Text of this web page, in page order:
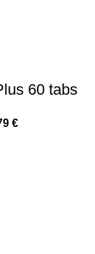
60 tabs
€